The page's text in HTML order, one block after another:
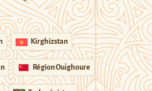
Kirghizstan
Région Ouïghoure